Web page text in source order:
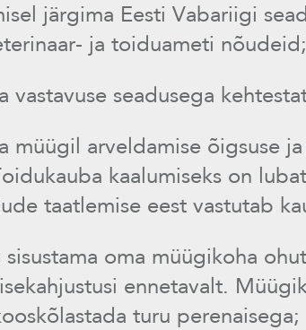
järgima Eesti Vabariigi
ja toiduameti nõudeid;
vastavuse seadusega
müügil arveldamise õigsuse
kaalumiseks on
taatlemise eest vastutab
oma müügikoha
ennetavalt.
turu perenaisega;